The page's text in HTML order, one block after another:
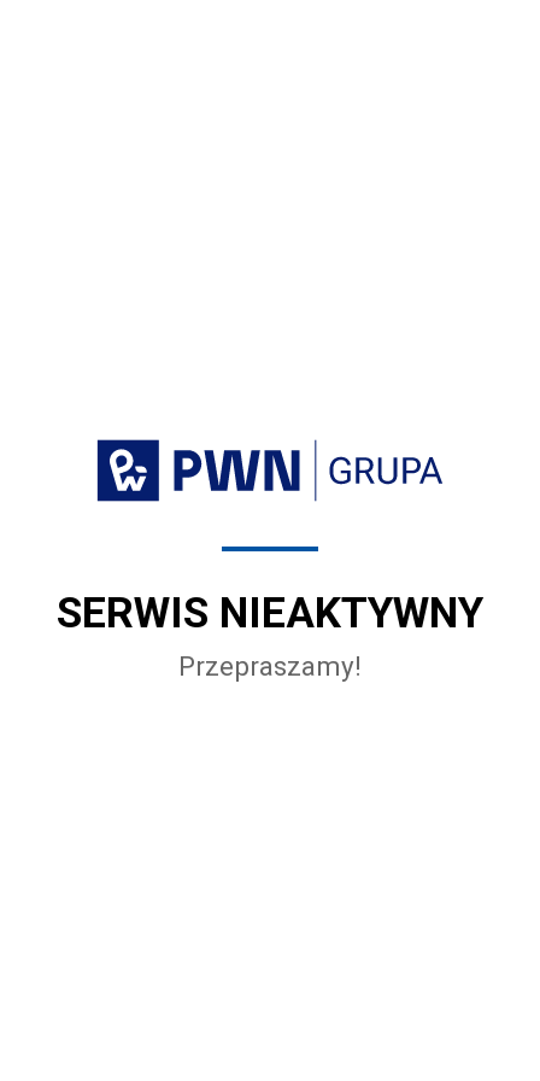
SERWIS NIEAKTYWNY
Przepraszamy!